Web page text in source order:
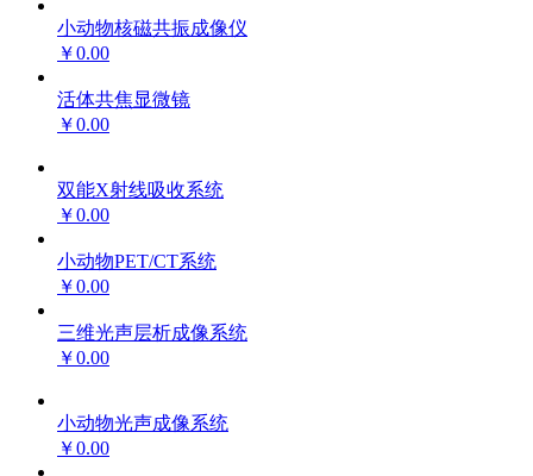
小动物核磁共振成像仪
￥0.00
活体共焦显微镜
￥0.00
双能X射线吸收系统
￥0.00
小动物PET/CT系统
￥0.00
三维光声层析成像系统
￥0.00
小动物光声成像系统
￥0.00